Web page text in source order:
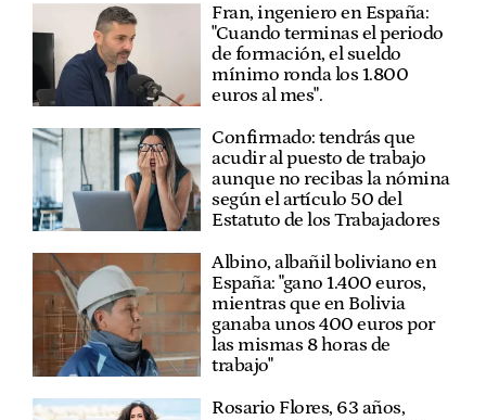
Fran, ingeniero en España:
"Cuando terminas el periodo
de formación, el sueldo
mínimo ronda los 1.800
euros al mes".
Confirmado: tendrás que
acudir al puesto de trabajo
aunque no recibas la nómina
según el artículo 50 del
Estatuto de los Trabajadores
Albino, albañil boliviano en
España: "gano 1.400 euros,
mientras que en Bolivia
ganaba unos 400 euros por
las mismas 8 horas de
trabajo"
Rosario Flores, 63 años,